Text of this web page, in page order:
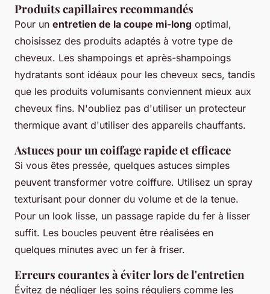
Produits capillaires recommandés
Pour un entretien de la coupe mi-long optimal,
choisissez des produits adaptés à votre type de
cheveux. Les shampoings et après-shampoings
hydratants sont idéaux pour les cheveux secs, tandis
que les produits volumisants conviennent mieux aux
cheveux fins. N'oubliez pas d'utiliser un protecteur
thermique avant d'utiliser des appareils chauffants.
Astuces pour un coiffage rapide et efficace
Si vous êtes pressée, quelques astuces simples
peuvent transformer votre coiffure. Utilisez un spray
texturisant pour donner du volume et de la tenue.
Pour un look lisse, un passage rapide du fer à lisser
suffit. Les boucles peuvent être réalisées en
quelques minutes avec un fer à friser.
Erreurs courantes à éviter lors de l'entretien
Évitez de négliger les soins réguliers comme les